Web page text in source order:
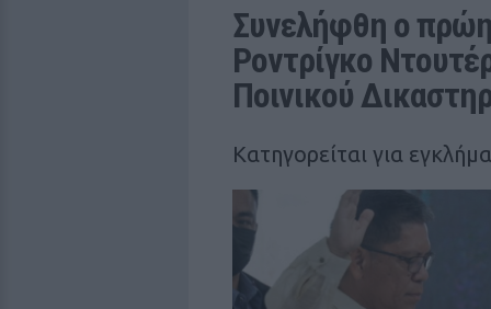
Συνελήφθη ο
Ροντρίγκο
Ποινικού
Κατηγορείται για